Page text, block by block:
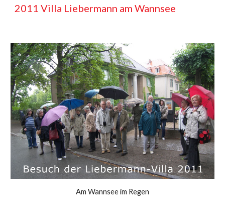
2011 Villa Liebermann am Wannsee
Am Wannsee im Regen